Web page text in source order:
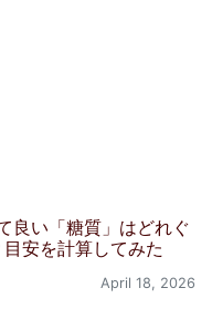
良い「糖質」はどれぐ
安を計算してみた
April 18, 2026